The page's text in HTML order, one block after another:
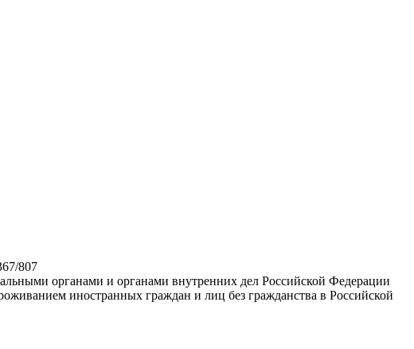
807
органами и органами внутренних дел Российской Федерации
иностранных граждан и лиц без гражданства в Российской